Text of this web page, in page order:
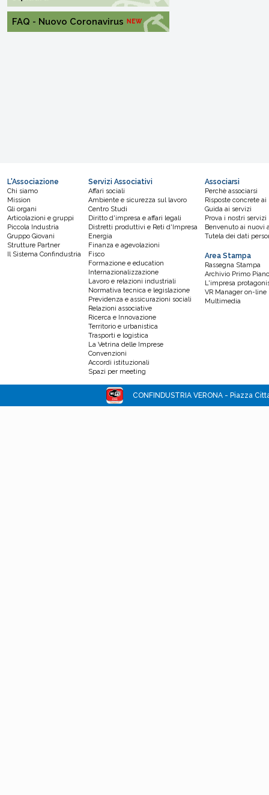
FAQ - Nuovo Coronavirus
L'Associazione
Chi siamo
Mission
Gli organi
Articolazioni e gruppi
Piccola Industria
Gruppo Giovani
Strutture Partner
Il Sistema Confindustria
Servizi Associativi
Affari sociali
Ambiente e sicurezza sul lavoro
Centro Studi
Diritto d'impresa e affari legali
Distretti produttivi e Reti d'Impresa
Energia
Finanza e agevolazioni
Fisco
Formazione e education
Internazionalizzazione
Lavoro e relazioni industriali
Normativa tecnica e legislazione
Previdenza e assicurazioni sociali
Relazioni associative
Ricerca e Innovazione
Territorio e urbanistica
Trasporti e logistica
La Vetrina delle Imprese
Convenzioni
Accordi istituzionali
Spazi per meeting
Associarsi
Perchè associarsi
Risposte concrete
Guida ai servizi
Prova i nostri servizi
Benvenuto ai nuovi
Tutela dei dati
Area Stampa
Rassegna Stampa
Archivio Primo Piano
L'impresa
VR Manager on-line
Multimedia
CONFINDUSTRIA VERONA - Piazza